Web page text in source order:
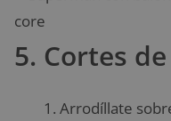
5. Cortes
Arrodíllate